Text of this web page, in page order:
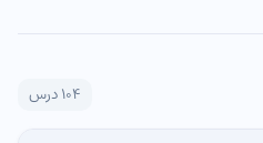
104 درس